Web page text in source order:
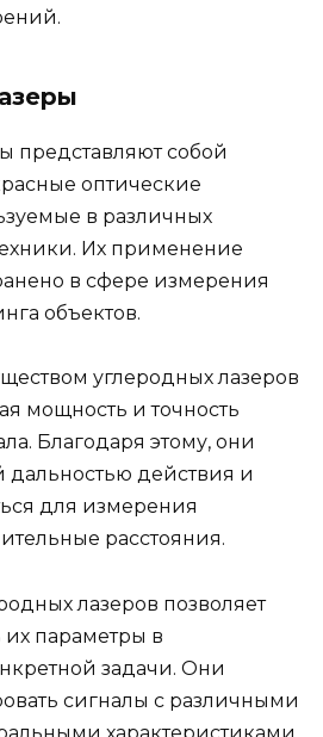
представляют собой
оптические
в различных
Их применение
в сфере измерения
объектов.
углеродных лазеров
мощность и точность
Благодаря этому, они
действия и
для измерения
расстояния.
лазеров позволяет
их параметры в
задачи. Они
сигналы с различными
характеристиками,